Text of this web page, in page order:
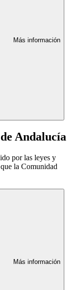
Más información
Andalucía
por las leyes y
la Comunidad
Más información